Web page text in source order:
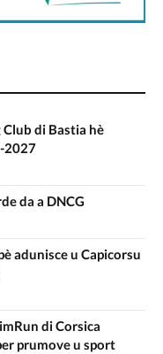
di Bastia hè
2027
da a DNCG
adunisce u Capicorsu
di Corsica
prumove u sport